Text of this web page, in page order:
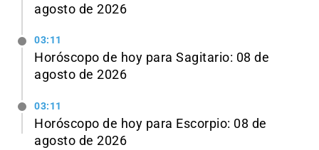
agosto de 2026
03:11
Horóscopo de hoy para Sagitario: 08 de
agosto de 2026
03:11
Horóscopo de hoy para Escorpio: 08 de
agosto de 2026